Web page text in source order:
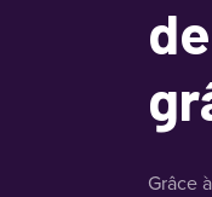
Grâce